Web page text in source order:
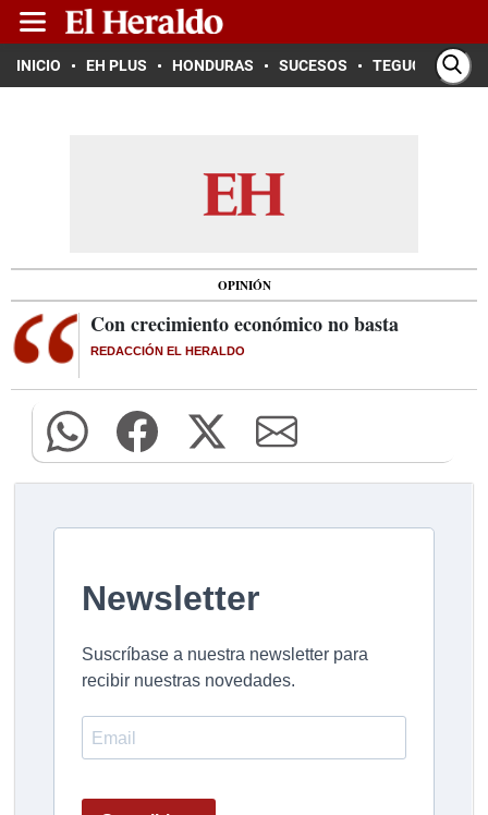
INICIO EH PLUS HONDURAS SUCESOS TEGUCIGALPA
OPINIÓN
Con crecimiento económico no basta
REDACCIÓN EL HERALDO